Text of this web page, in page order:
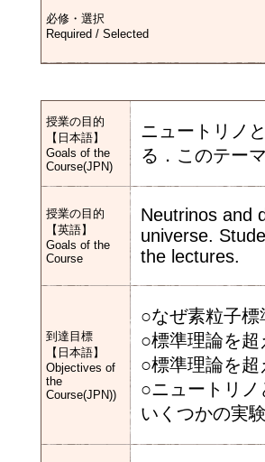
必修・選択
Required / Selected
授業の目的
【日本語】
Goals of the
Course(JPN)
ニュートリノ
る．このテー
授業の目的
【英語】
Goals of the
Course
Neutrinos and
universe.
the lectures.
到達目標
【日本語】
Objectives of
the
Course(JPN))
○なぜ素粒子
○標準理論を
○標準理論を
○ニュートリ
いくつかの実